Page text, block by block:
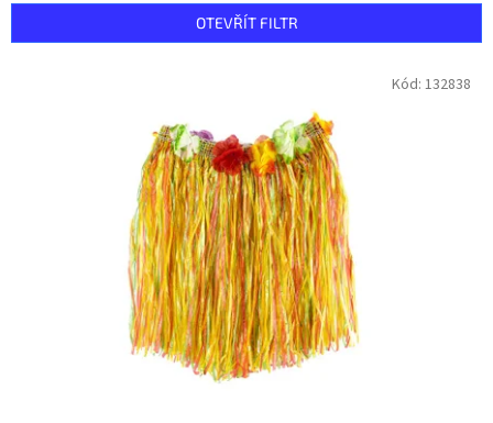
í
OTEVŘÍT FILTR
Kód: 132838